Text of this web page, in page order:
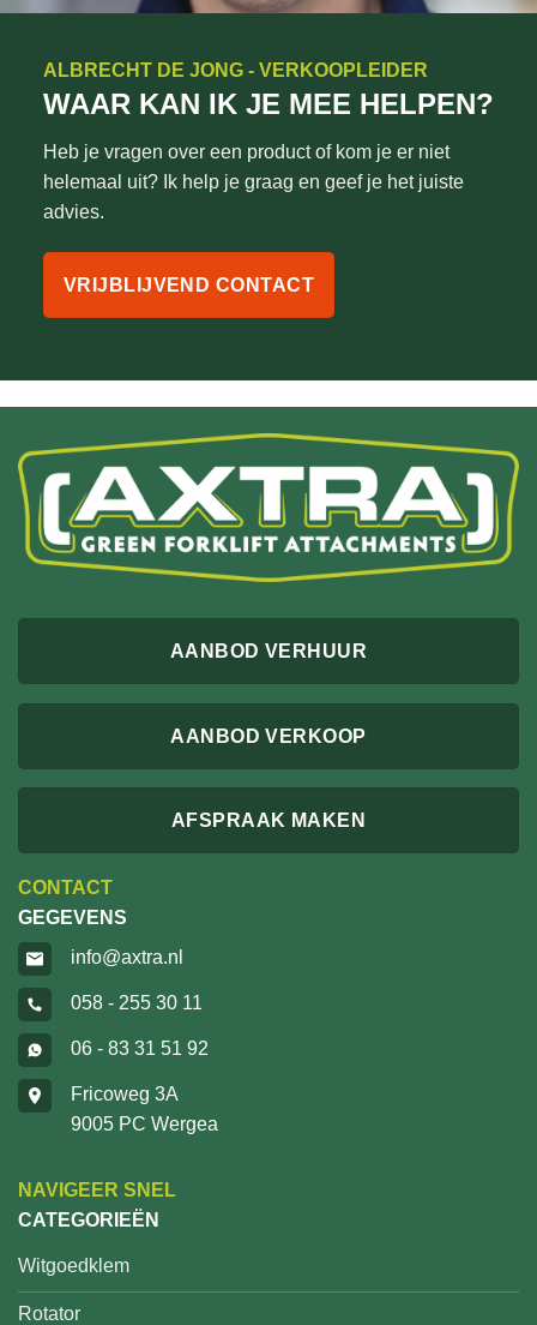
ALBRECHT DE JONG - VERKOOPLEIDER
WAAR KAN IK JE MEE HELPEN?
Heb je vragen over een product of kom je er niet
helemaal uit? Ik help je graag en geef je het juiste
advies.
VRIJBLIJVEND CONTACT
AANBOD VERHUUR
AANBOD VERKOOP
AFSPRAAK MAKEN
CONTACT
GEGEVENS
info@axtra.nl
058 - 255 30 11
06 - 83 31 51 92
Fricoweg 3A
9005 PC Wergea
NAVIGEER SNEL
CATEGORIEËN
Witgoedklem
Rotator